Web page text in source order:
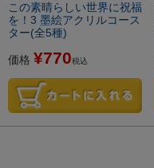
この素晴らしい世界に祝福
を！3 墨絵アクリルコース
ター(全5種)
価格 ¥770税込